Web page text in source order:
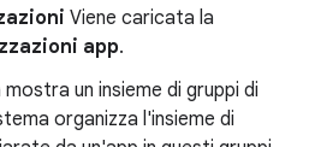
Viene caricata la
app.
un insieme di gruppi di
organizza l'insieme di